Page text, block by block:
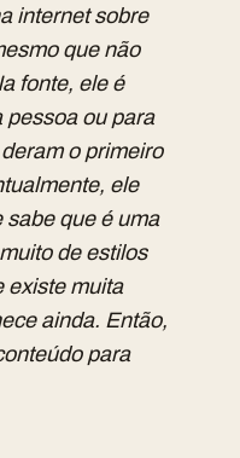
internet sobre
que não
fonte, ele é
pessoa ou para
o primeiro
ele
sabe que é uma
de estilos
existe muita
ainda. Então,
para